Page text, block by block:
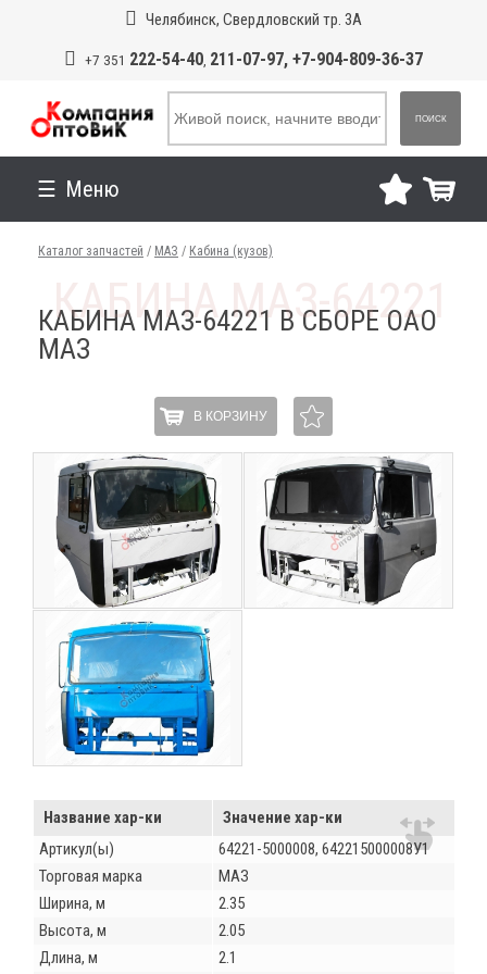
Челябинск, Свердловский тр. 3А
+7 351 222-54-40, 211-07-97, +7-904-809-36-37
ПОИСК
Меню
Каталог запчастей / МАЗ / Кабина (кузов)
КАБИНА МАЗ-64221 В СБОРЕ ОАО
МАЗ
В КОРЗИНУ
Название хар-ки
Значение хар-ки
Артикул(ы)
64221-5000008, 642215000008У1
Торговая марка
МАЗ
Ширина, м
2.35
Высота, м
2.05
Длина, м
2.1